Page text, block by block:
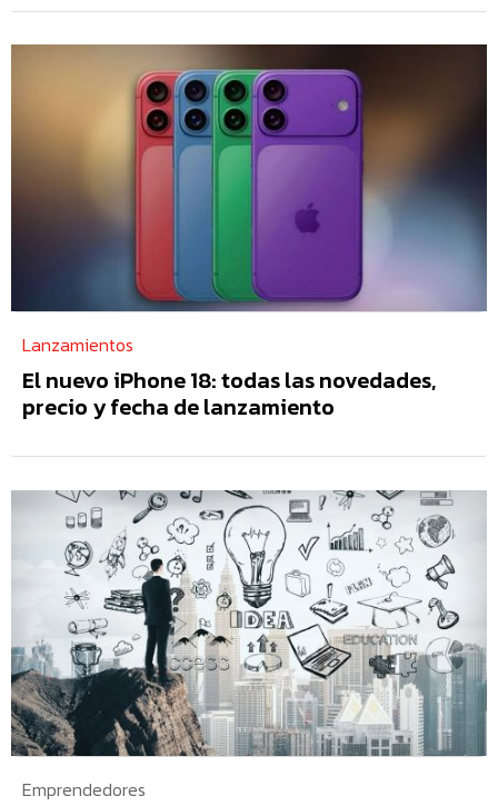
Lanzamientos
El nuevo iPhone 18: todas las novedades,
precio y fecha de lanzamiento
Emprendedores